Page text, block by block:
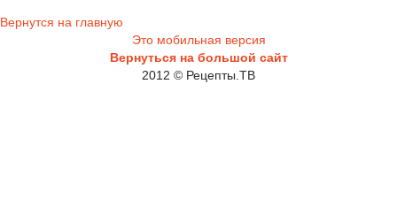
Вернутся на главную
Это мобильная версия
Вернуться на большой сайт
2012 © Рецепты.ТВ